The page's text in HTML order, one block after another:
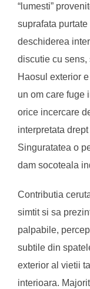
“lumesti”
suprafata
deschiderea
discutie cu sens,
Haosul exterior
un om care fuge
orice incercare
interpretata
Singuratatea o
dam socoteala
Contributia
simtit si sa
palpabile,
subtile din
exterior al vietii
interioara.